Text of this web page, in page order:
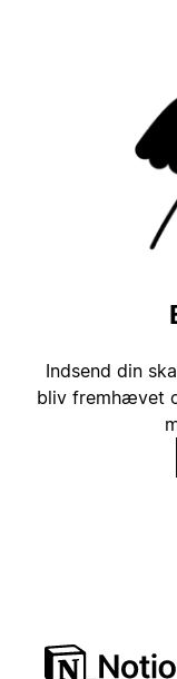
Indsend din
bliv fremhævet